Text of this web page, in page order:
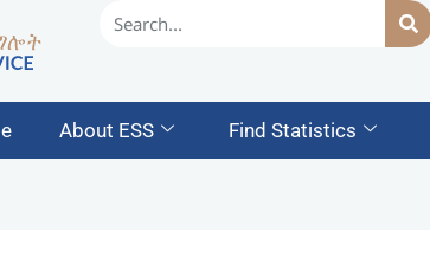
About ESS Find Statistics